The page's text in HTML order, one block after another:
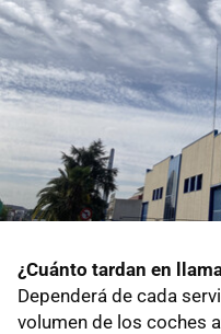
¿Cuánto tardan en
Dependerá de cada
volumen de los coches